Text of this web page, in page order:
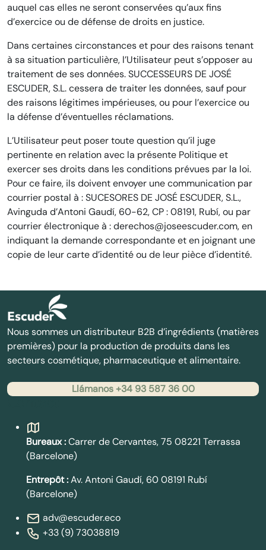
auquel cas elles ne seront conservées qu’aux fins
d’exercice ou de défense de droits en justice.
Dans certaines circonstances et pour des raisons tenant
à sa situation particulière, l’Utilisateur peut s’opposer au
traitement de ses données. SUCCESSEURS DE JOSÉ
ESCUDER, S.L. cessera de traiter les données, sauf pour
des raisons légitimes impérieuses, ou pour l’exercice ou
la défense d’éventuelles réclamations.
L’Utilisateur peut poser toute question qu’il juge
pertinente en relation avec la présente Politique et
exercer ses droits dans les conditions prévues par la loi.
Pour ce faire, ils doivent envoyer une communication par
courrier postal à : SUCESORES DE JOSÉ ESCUDER, S.L.,
Avinguda d’Antoni Gaudí, 60-62, CP : 08191, Rubí, ou par
courrier électronique à : derechos@joseescuder.com, en
indiquant la demande correspondante et en joignant une
copie de leur carte d’identité ou de leur pièce d’identité.
Nous sommes un distributeur B2B d’ingrédients (matières
premières) pour la production de produits dans les
secteurs cosmétique, pharmaceutique et alimentaire.
Llámanos +34 93 587 36 00
Bureaux :Carrer de Cervantes, 75 08221 Terrassa
(Barcelone)
Entrepôt :Av. Antoni Gaudí, 60 08191 Rubí
(Barcelone)
adv@escuder.eco
+33 (9) 73038819